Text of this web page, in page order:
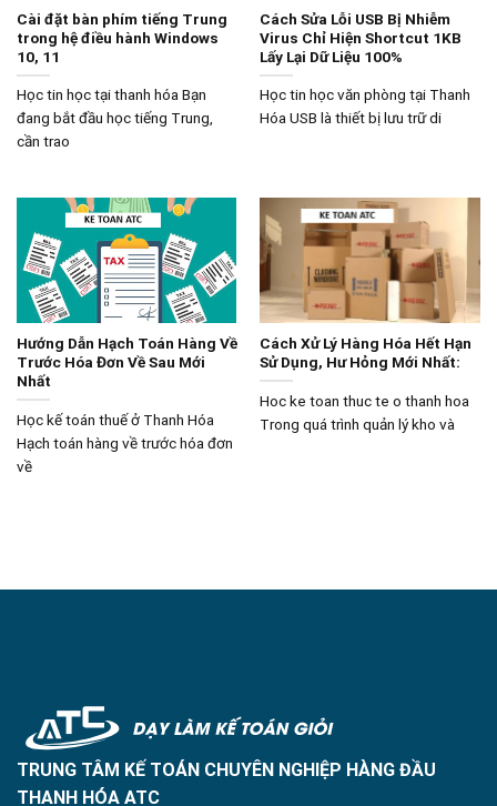
Cài đặt bàn phím tiếng Trung
trong hệ điều hành Windows
10, 11
Học tin học tại thanh hóa Bạn
đang bắt đầu học tiếng Trung,
cần trao
Cách Sửa Lỗi USB Bị Nhiễm
Virus Chỉ Hiện Shortcut 1KB
Lấy Lại Dữ Liệu 100%
Học tin học văn phòng tại Thanh
Hóa USB là thiết bị lưu trữ di
Hướng Dẫn Hạch Toán Hàng Về
Trước Hóa Đơn Về Sau Mới
Nhất
Học kế toán thuế ở Thanh Hóa
Hạch toán hàng về trước hóa đơn
về
Cách Xử Lý Hàng Hóa Hết Hạn
Sử Dụng, Hư Hỏng Mới Nhất:
Hoc ke toan thuc te o thanh hoa
Trong quá trình quản lý kho và
TRUNG TÂM KẾ TOÁN CHUYÊN NGHIỆP HÀNG ĐẦU
THANH HÓA ATC